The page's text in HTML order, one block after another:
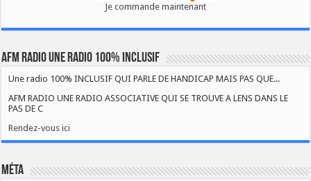
Je commande maintenant
AFM RADIO UNE RADIO 100% INCLUSIF
Une radio 100% INCLUSIF QUI PARLE DE HANDICAP MAIS PAS QUE...
AFM RADIO UNE RADIO ASSOCIATIVE QUI SE TROUVE A LENS DANS LE
PAS DE C
Rendez-vous ici
Méta